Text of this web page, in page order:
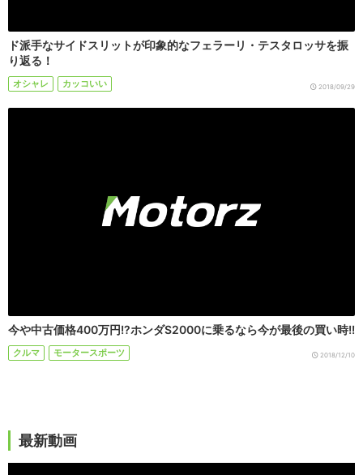
ド派手なサイドスリットが印象的なフェラーリ・テスタロッサを振
り返る！
オシャレ カッコいい 2018/09/29
今や中古価格400万円!?ホンダS2000に乗るなら今が最後の買い時!!
クルマ モータースポーツ 2018/12/10
最新動画